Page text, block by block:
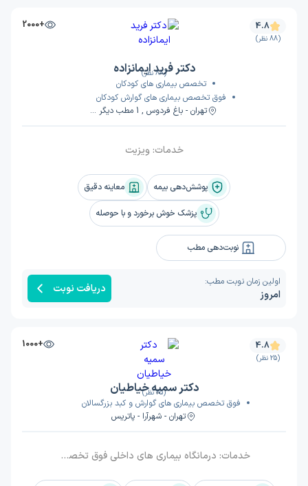
(88 نظر)
+2000 4.8
(88 نظر)
دکتر فرید ایمانزاده
تخصص بیماری های کودکان
فوق تخصص بیماری های گوارش کودکان
تهران - باغ فردوس , 1 مطب دیگر ...
خدمات:ویزیت
پوشش‌دهی بیمه معاینه دقیق
پزشک خوش برخورد و با حوصله
نوبت‌دهی مطب
اولین زمان نوبت مطب:
امروز دریافت نوبت
(25 نظر)
+1000 4.8
(25 نظر)
دکتر سمیه خیاطیان
فوق تخصص بیماری های گوارش و کبد بزرگسالان
تهران - شهرآرا - پاتریس
خدمات: درمانگاه بیماری های داخلی فوق تخصصی گوارش و کبد, ویزیت